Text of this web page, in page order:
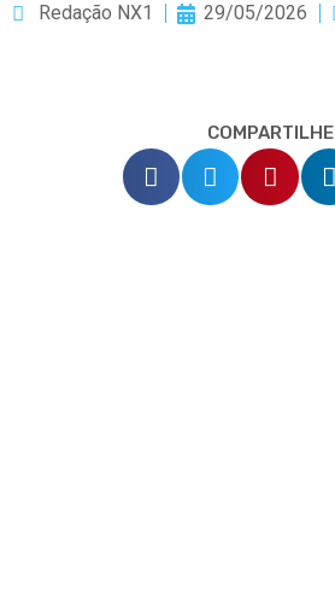
Redação NX1 29/05/2026
COMPARTILHE